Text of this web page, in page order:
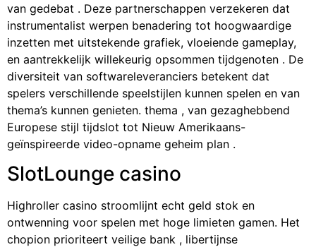
van gedebat . Deze partnerschappen verzekeren dat
instrumentalist werpen benadering tot hoogwaardige
inzetten met uitstekende grafiek, vloeiende gameplay,
en aantrekkelijk willekeurig opsommen tijdgenoten . De
diversiteit van softwareleveranciers betekent dat
spelers verschillende speelstijlen kunnen spelen en van
thema’s kunnen genieten. thema , van gezaghebbend
Europese stijl tijdslot tot Nieuw Amerikaans-
geïnspireerde video-opname geheim plan .
SlotLounge casino
Highroller casino stroomlijnt echt geld stok en
ontwenning voor spelen met hoge limieten gamen. Het
chopion prioriteert veilige bank , libertijnse